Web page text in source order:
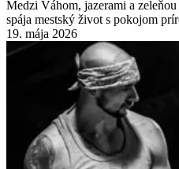
Medzi Váhom, jazerami a
spája mestský život s pokojom
19. mája 2026